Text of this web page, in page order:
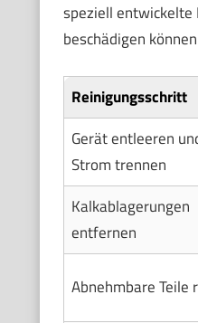
speziell entwickelte
beschädigen
Reinigungsschritt
Gerät entleeren
Strom trennen
Kalkablagerungen
entfernen
Abnehmbare Teile